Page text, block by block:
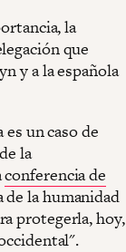
la
que
y a la española
un caso de
la
conferencia de
la humanidad
protegerla, hoy,